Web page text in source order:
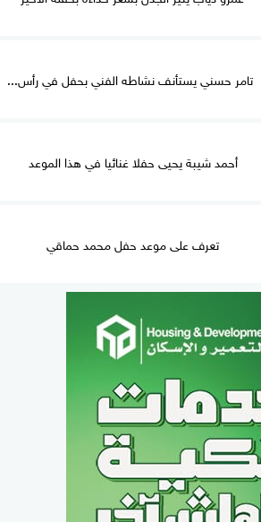
تامر حسني يستأنف نشاطه الفني بحفل في رأس...
أحمد شيبة يحيى حفلا غنائيا في هذا الموعد
تعرف على موعد حفل محمد حماقي